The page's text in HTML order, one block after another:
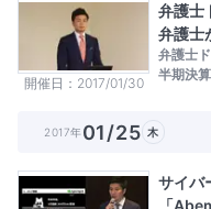
開催日 2017/01/30
弁護士
弁護士
弁護士
半期決
2017年01/25 木
サイバ
「